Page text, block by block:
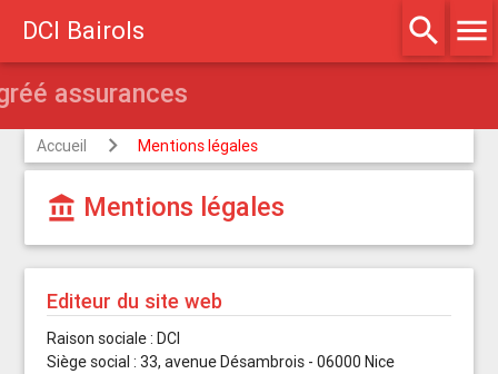
DCI Bairols search menu
Agréé assurances
Accueil Mentions légales
account_balance Mentions légales
Editeur du site web
Raison sociale : DCI
Siège social : 33, avenue Désambrois - 06000 Nice